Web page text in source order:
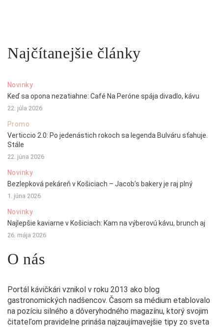
Najčítanejšie články
Novinky
Keď sa opona nezatiahne: Café Na Peróne spája divadlo, kávu
22. júla 2026
Promo
Verticcio 2.0: Po jedenástich rokoch sa legenda Bulváru sťahuje.
Stále
22. júna 2026
Novinky
Bezlepková pekáreň v Košiciach – Jacob’s bakery je raj plný
1. júna 2026
Novinky
Najlepšie kaviarne v Košiciach: Kam na výberovú kávu, brunch aj
26. mája 2026
O nás
Portál kávičkári vznikol v roku 2013 ako blog
gastronomických nadšencov. Časom sa médium etablovalo
na pozíciu silného a dôveryhodného magazínu, ktorý svojim
čitateľom pravidelne prináša najzaujímavejšie tipy zo sveta